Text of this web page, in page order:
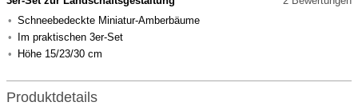
Schneebedeckte Miniatur-Amberbäume
Im praktischen 3er-Set
Höhe 15/23/30 cm
Produktdetails